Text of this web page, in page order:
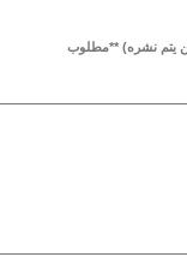
يتم نشره) **مطلوب